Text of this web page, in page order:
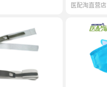
医配淘直营店